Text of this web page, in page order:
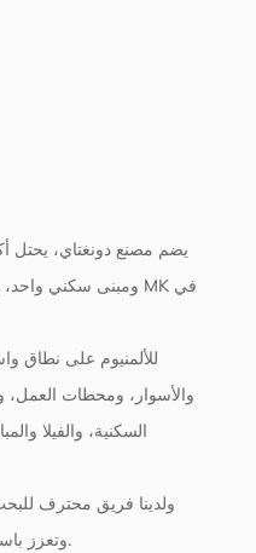
والأسوار، ومحطات العمل،
السكنية، والفيلا
ولدينا فريق محترف
وتعزز باستمرار تطوير مجال المعدات الذكية، وتتعاون مع العملاء لتخصيص الحلول التي تلبي احتياجاتهم.